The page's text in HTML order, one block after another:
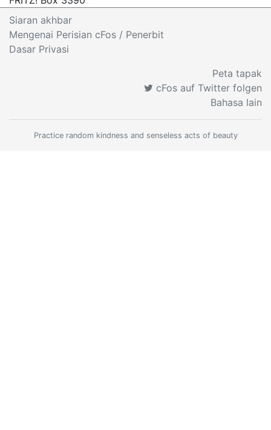
Siaran akhbar
Mengenai Perisian cFos / Penerbit
Dasar Privasi
Peta tapak
cFos auf Twitter folgen
Bahasa lain
Practice random kindness and senseless acts of beauty